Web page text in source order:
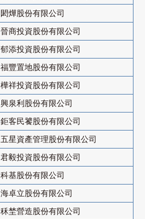
閎燁股份有限公司
晉商投資股份有限公司
郁添投資股份有限公司
福豐置地股份有限公司
樺祥投資股份有限公司
興泉利股份有限公司
鉅客民饕股份有限公司
五星資產管理股份有限公司
君毅投資股份有限公司
科基股份有限公司
海卓立股份有限公司
秝埜營造股份有限公司